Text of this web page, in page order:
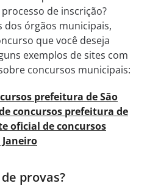
de inscrição?
dos órgãos municipais,
que você deseja
exemplos de sites com
concursos municipais:
prefeitura de São
concursos prefeitura de
oficial de concursos
provas?